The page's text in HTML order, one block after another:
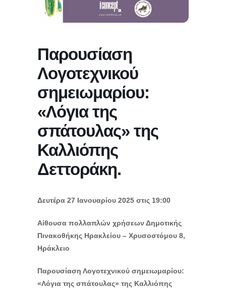
Παρουσίαση
Λογοτεχνικού
σημειωμαρίου:
«Λόγια της
σπάτουλας» της
Καλλιόπης
Δεττοράκη.
Δευτέρα 27 Ιανουαρίου 2025 στις 19:00
Αίθουσα πολλαπλών χρήσεων Δημοτικής
Πινακοθήκης Ηρακλείου – Χρυσοστόμου 8,
Ηράκλειο
Παρουσίαση Λογοτεχνικού σημειωμαρίου:
«Λόγια της σπάτουλας» της Καλλιόπης